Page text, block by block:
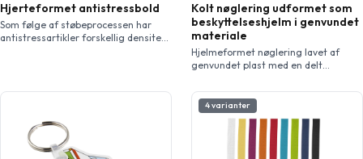
Hjerteformet antistressbold
Som følge af støbeprocessen har
antistressartikler forskellig densitet,
Dekorationen kan revne. Ingen
Kolt nøglering udformet som
beskyttelseshjelm i genvundet
materiale
Hjelmeformet nøglering lavet af
genvundet plast med en delt
konstruktions- eller
sikkerhedsorganisationer og -
kampagner. På grund af
genbrugsplastens natur kan
farvenuancerne variere lidt, og der
kan være farvepletter. Fremstillet i
4 varianter